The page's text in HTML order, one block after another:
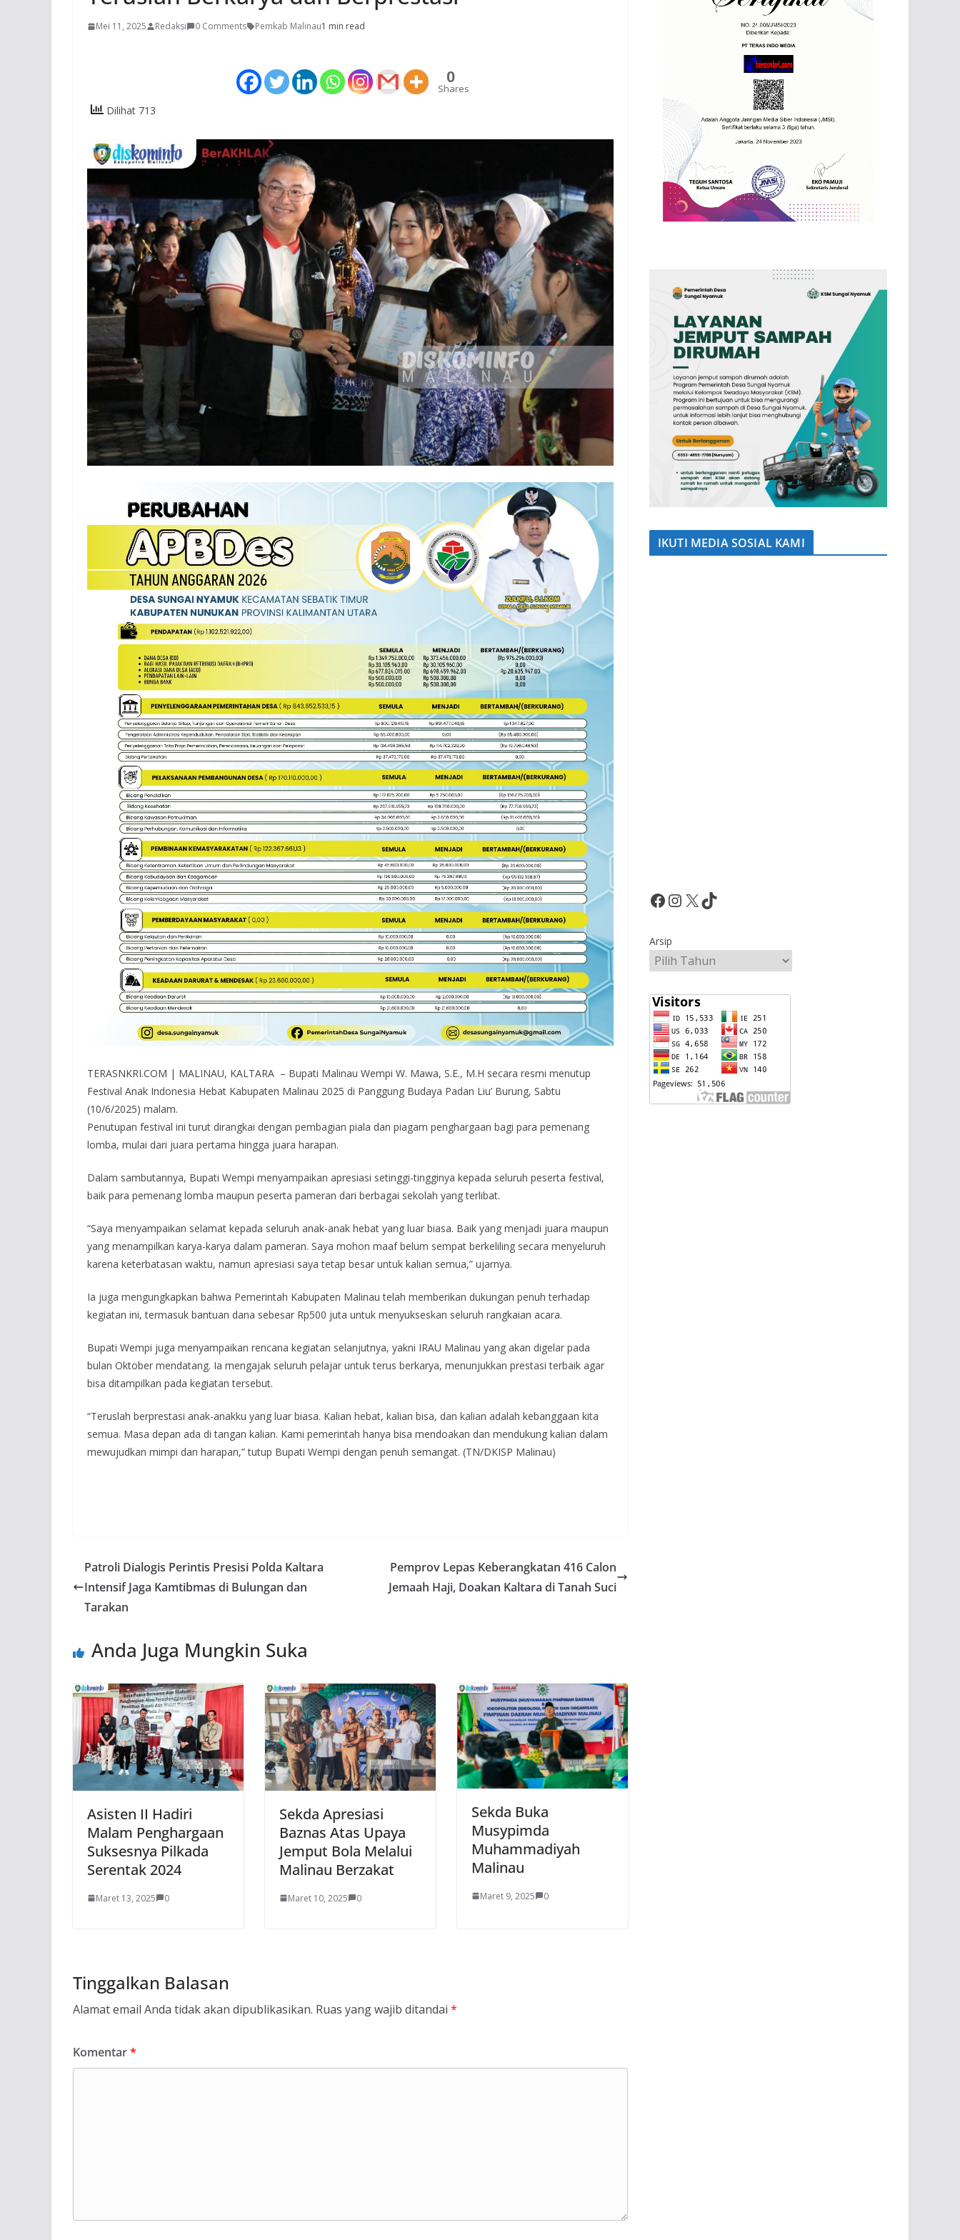
Mei 11, 2025 Redaksi 0 Comments Pemkab Malinau1 min read
0
Shares
Dilihat 713
TERASNKRI.COM | MALINAU, KALTARA – Bupati Malinau Wempi W. Mawa, S.E., M.H secara resmi menutup
Festival Anak Indonesia Hebat Kabupaten Malinau 2025 di Panggung Budaya Padan Liu’ Burung, Sabtu
(10/6/2025) malam.
Penutupan festival ini turut dirangkai dengan pembagian piala dan piagam penghargaan bagi para pemenang
lomba, mulai dari juara pertama hingga juara harapan.
Dalam sambutannya, Bupati Wempi menyampaikan apresiasi setinggi-tingginya kepada seluruh peserta festival,
baik para pemenang lomba maupun peserta pameran dari berbagai sekolah yang terlibat.
“Saya menyampaikan selamat kepada seluruh anak-anak hebat yang luar biasa. Baik yang menjadi juara maupun
yang menampilkan karya-karya dalam pameran. Saya mohon maaf belum sempat berkeliling secara menyeluruh
karena keterbatasan waktu, namun apresiasi saya tetap besar untuk kalian semua,” ujarnya.
Ia juga mengungkapkan bahwa Pemerintah Kabupaten Malinau telah memberikan dukungan penuh terhadap
kegiatan ini, termasuk bantuan dana sebesar Rp500 juta untuk menyukseskan seluruh rangkaian acara.
Bupati Wempi juga menyampaikan rencana kegiatan selanjutnya, yakni IRAU Malinau yang akan digelar pada
bulan Oktober mendatang. Ia mengajak seluruh pelajar untuk terus berkarya, menunjukkan prestasi terbaik agar
bisa ditampilkan pada kegiatan tersebut.
“Teruslah berprestasi anak-anakku yang luar biasa. Kalian hebat, kalian bisa, dan kalian adalah kebanggaan kita
semua. Masa depan ada di tangan kalian. Kami pemerintah hanya bisa mendoakan dan mendukung kalian dalam
mewujudkan mimpi dan harapan,” tutup Bupati Wempi dengan penuh semangat. (TN/DKISP Malinau)
Patroli Dialogis Perintis Presisi Polda Kaltara
Intensif Jaga Kamtibmas di Bulungan dan
Tarakan
Pemprov Lepas Keberangkatan 416 Calon
Jemaah Haji, Doakan Kaltara di Tanah Suci
Anda Juga Mungkin Suka
Asisten II Hadiri
Malam Penghargaan
Suksesnya Pilkada
Serentak 2024
Maret 13, 2025 0
Sekda Apresiasi
Baznas Atas Upaya
Jemput Bola Melalui
Malinau Berzakat
Maret 10, 2025 0
Sekda Buka
Musypimda
Muhammadiyah
Malinau
Maret 9, 2025 0
Tinggalkan Balasan
Alamat email Anda tidak akan dipublikasikan. Ruas yang wajib ditandai *
Komentar*
IKUTI MEDIA SOSIAL KAMI
Facebook InstagramX TikTok
Arsip